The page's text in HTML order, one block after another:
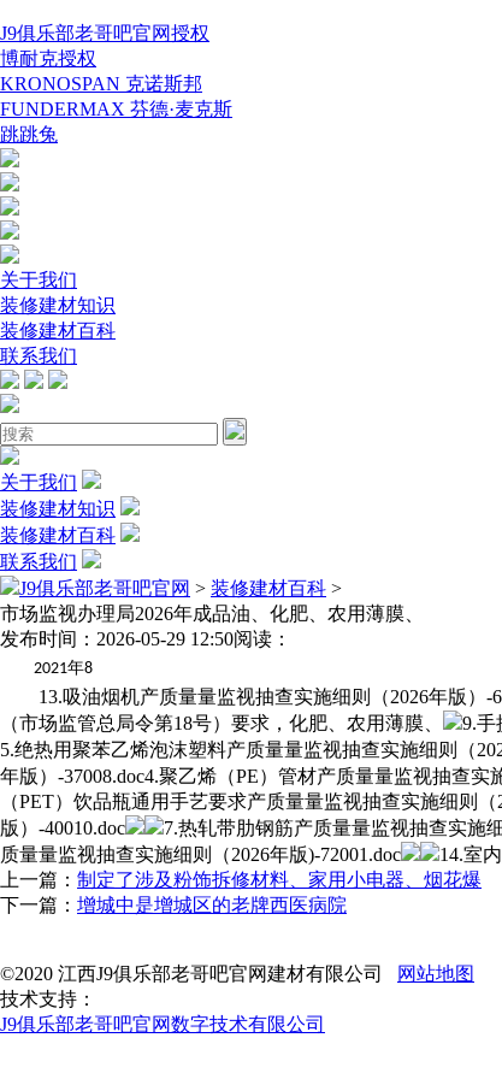
J9俱乐部老哥吧官网授权
博耐克授权
KRONOSPAN 克诺斯邦
FUNDERMAX 芬德·麦克斯
跳跳兔
关于我们
装修建材知识
装修建材百科
联系我们
关于我们
装修建材知识
装修建材百科
联系我们
J9俱乐部老哥吧官网 > 装修建材百科 >
市场监视办理局2026年成品油、化肥、农用薄膜、
发布时间：2026-05-29 12:50阅读：
2021年8
13.吸油烟机产质量量监视抽查实施细则（2026年版）-
（市场监管总局令第18号）要求，化肥、农用薄膜、
9.手
5.绝热用聚苯乙烯泡沫塑料产质量量监视抽查实施细则（
年版）-37008.doc4.聚乙烯（PE）管材产质量量监视抽查实
（PET）饮品瓶通用手艺要求产质量量监视抽查实施细则
版）-40010.doc
7.热轧带肋钢筋产质量量监视抽查实施
质量量监视抽查实施细则（2026年版)-72001.doc
14.室
上一篇： 制定了涉及粉饰拆修材料、家用小电器、烟花爆
下一篇： 增城中是增城区的老牌西医病院
©2020 江西J9俱乐部老哥吧官网建材有限公司
网站地图
技术支持：
J9俱乐部老哥吧官网数字技术有限公司